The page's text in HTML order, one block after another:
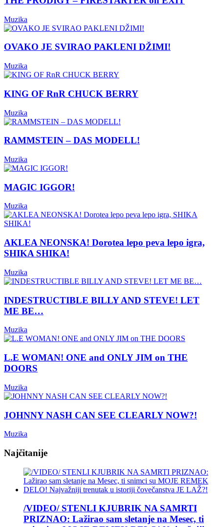
Muzika
OVAKO JE SVIRAO PAKLENI DŽIMI!
Muzika
KING OF RnR CHUCK BERRY
Muzika
RAMMSTEIN – DAS MODELL!
Muzika
MAGIC IGGOR!
Muzika
AKLEA NEONSKA! Dorotea lepo peva lepo igra,
SHIKA SHIKA!
Muzika
INDESTRUCTIBLE BILLY AND STEVE! LET
ME BE…
Muzika
L.E WOMAN! ONE and ONLY JIM on THE
DOORS
Muzika
JOHNNY NASH CAN SEE CLEARLY NOW?!
Muzika
Najčitanije
/VIDEO/ STENLI KJUBRIK NA SAMRTI
PRIZNAO: Lažirao sam sletanje na Mesec, ti